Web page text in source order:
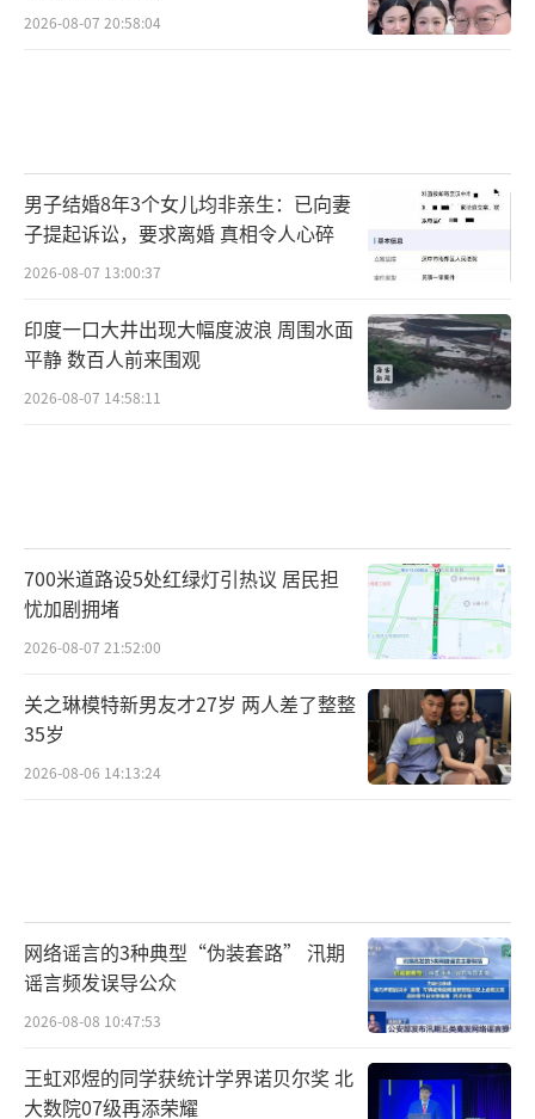
2026-08-07 20:58:04
男子结婚8年3个女儿均非亲生：已向妻
子提起诉讼，要求离婚 真相令人心碎
2026-08-07 13:00:37
印度一口大井出现大幅度波浪 周围水面
平静 数百人前来围观
2026-08-07 14:58:11
700米道路设5处红绿灯引热议 居民担
忧加剧拥堵
2026-08-07 21:52:00
关之琳模特新男友才27岁 两人差了整整
35岁
2026-08-06 14:13:24
网络谣言的3种典型“伪装套路” 汛期
谣言频发误导公众
2026-08-08 10:47:53
王虹邓煜的同学获统计学界诺贝尔奖 北
大数院07级再添荣耀